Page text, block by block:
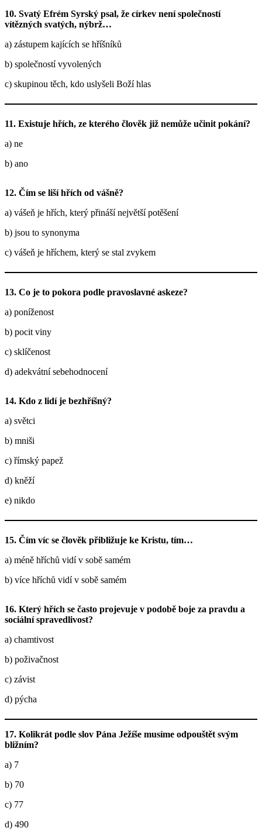
10. Svatý Efrém Syrský psal, že církev není společností
vítězných svatých, nýbrž…
a) zástupem kajících se hříšníků
b) společností vyvolených
c) skupinou těch, kdo uslyšeli Boží hlas
11. Existuje hřích, ze kterého člověk již nemůže učinit pokání?
a) ne
b) ano
12. Čím se liší hřích od vášně?
a) vášeň je hřích, který přináší největší potěšení
b) jsou to synonyma
c) vášeň je hříchem, který se stal zvykem
13. Co je to pokora podle pravoslavné askeze?
a) poníženost
b) pocit viny
c) sklíčenost
d) adekvátní sebehodnocení
14. Kdo z lidí je bezhříšný?
a) světci
b) mniši
c) římský papež
d) kněží
e) nikdo
15. Čím víc se člověk přibližuje ke Kristu, tím…
a) méně hříchů vidí v sobě samém
b) více hříchů vidí v sobě samém
16. Který hřích se často projevuje v podobě boje za pravdu a
sociální spravedlivost?
a) chamtivost
b) poživačnost
c) závist
d) pýcha
17. Kolikrát podle slov Pána Ježíše musíme odpouštět svým
bližním?
a) 7
b) 70
c) 77
d) 490